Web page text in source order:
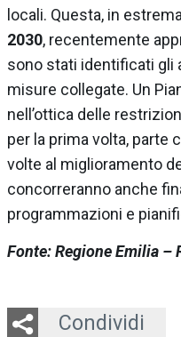
locali. Questa, in
2030, recentemente
sono stati identificati gli
misure collegate. Un
nell’ottica delle
per la prima volta, parte
volte al miglioramento
concorreranno anche
programmazioni e
Fonte: Regione Emilia –
Condividi
Twitter
LinkedIn
Email
Whatsapp